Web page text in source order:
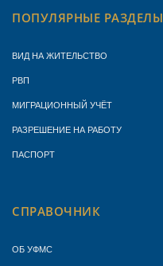
ПОПУЛЯРНЫЕ РАЗДЕЛЫ
ВИД НА ЖИТЕЛЬСТВО
РВП
МИГРАЦИОННЫЙ УЧЁТ
РАЗРЕШЕНИЕ НА РАБОТУ
ПАСПОРТ
СПРАВОЧНИК
ОБ УФМС